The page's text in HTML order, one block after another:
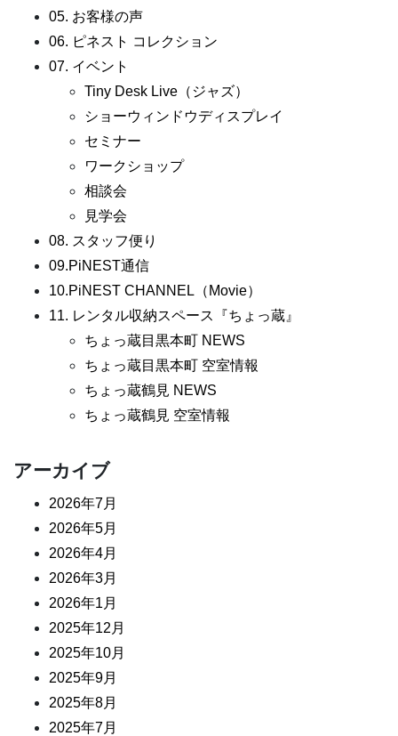
05. お客様の声
06. ピネスト コレクション
07. イベント
Tiny Desk Live（ジャズ）
ショーウィンドウディスプレイ
セミナー
ワークショップ
相談会
見学会
08. スタッフ便り
09.PiNEST通信
10.PiNEST CHANNEL（Movie）
11. レンタル収納スペース『ちょっ蔵』
ちょっ蔵目黒本町 NEWS
ちょっ蔵目黒本町 空室情報
ちょっ蔵鶴見 NEWS
ちょっ蔵鶴見 空室情報
アーカイブ
2026年7月
2026年5月
2026年4月
2026年3月
2026年1月
2025年12月
2025年10月
2025年9月
2025年8月
2025年7月